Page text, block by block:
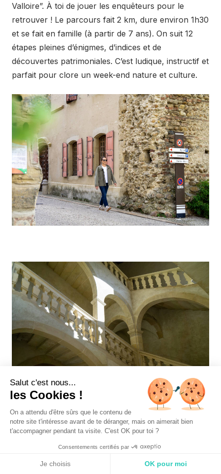
Valloire”. À toi de jouer les enquêteurs pour le
retrouver ! Le parcours fait 2 km, dure environ 1h30
et se fait en famille (à partir de 7 ans). On suit 12
étapes pleines d’énigmes, d’indices et de
découvertes patrimoniales. C’est ludique, instructif et
parfait pour clore un week-end nature et culture.
Notre avis sur un week-
end autour du Palais
Idéal du Facteur Cheval
Salut c'est nous...
les Cookies !
On a attendu d'être sûrs que le contenu de
notre site t'intéresse avant de te déranger, mais on aimerait bien
t'accompagner pendant ta visite. C'est OK pour toi ?
Consentements certifiés par
Je choisis OK pour moi